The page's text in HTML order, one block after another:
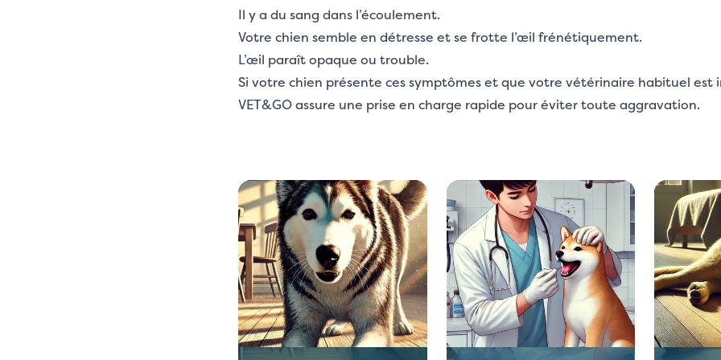
Il y a du sang dans l’écoulement.
Votre chien semble en détresse et se frotte l’œil frénétiquement.
L’œil paraît opaque ou trouble.
Si votre chien présente ces symptômes et que votre vétérinaire habituel est
VET&GO assure une prise en charge rapide pour éviter toute aggravation.